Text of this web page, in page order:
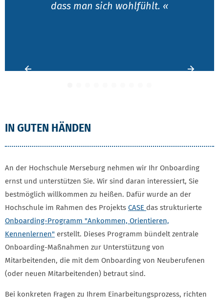
dass man sich wohlfühlt. «
IN GUTEN HÄNDEN
An der Hochschule Merseburg nehmen wir Ihr Onboarding
ernst und unterstützen Sie. Wir sind daran interessiert, Sie
bestmöglich willkommen zu heißen. Dafür wurde an der
Hochschule im Rahmen des Projekts CASE das strukturierte
Onboarding-Programm "Ankommen, Orientieren,
Kennenlernen" erstellt. Dieses Programm bündelt zentrale
Onboarding-Maßnahmen zur Unterstützung von
Mitarbeitenden, die mit dem Onboarding von Neuberufenen
(oder neuen Mitarbeitenden) betraut sind.
Bei konkreten Fragen zu Ihrem Einarbeitungsprozess, richten